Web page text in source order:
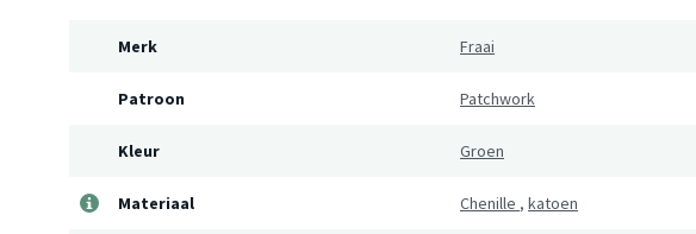
Merk Fraai
Patroon Patchwork
Kleur Groen
Materiaal Chenille , katoen